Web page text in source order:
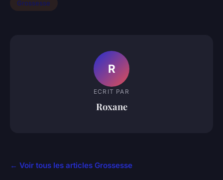
Grossesse
R
ECRIT PAR
Roxane
← Voir tous les articles Grossesse